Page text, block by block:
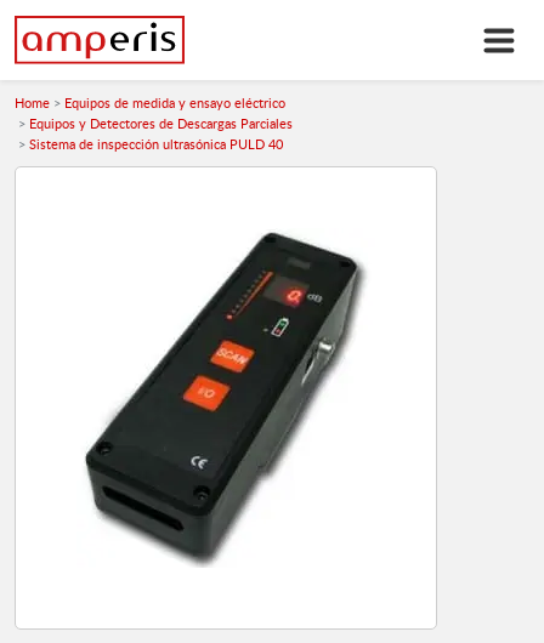
Home
Equipos de medida y ensayo eléctrico
Equipos y Detectores de Descargas Parciales
Sistema de inspección ultrasónica PULD 40